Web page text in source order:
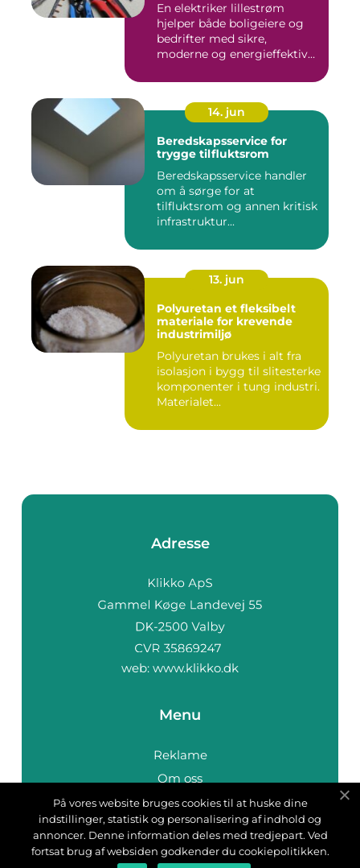
En elektriker lillestrøm
hjelper både boligeiere og
bedrifter med sikre,
moderne og energieffektive
14. jun
Beredskapsservice for
trygge tilfluktsrom
Beredskapsservice handler
om å sørge for at
tilfluktsrom og annen kritisk
infrastruktur...
13. jun
Polyuretan et fleksibelt
materiale for krevende
industrimiljø
Polyuretan brukes i alt fra
isolasjon i bygg til slitesterke
komponenter i tung industri.
Materialet...
Adresse
web: www.klikko.dk
Menu
Reklame
Om oss
Cookies
Kontakt Oss
Sitemap
På vores website bruges cookies til at huske dine
indstillinger, statistik og personalisering af indhold og
annoncer. Denne information deles med tredjepart. Ved
fortsat brug af websiden godkender du cookiepolitikken.